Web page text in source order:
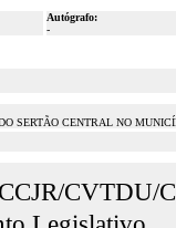
Autógrafo:
-
SERTÃO CENTRAL NO
CCJR/CVTDU/